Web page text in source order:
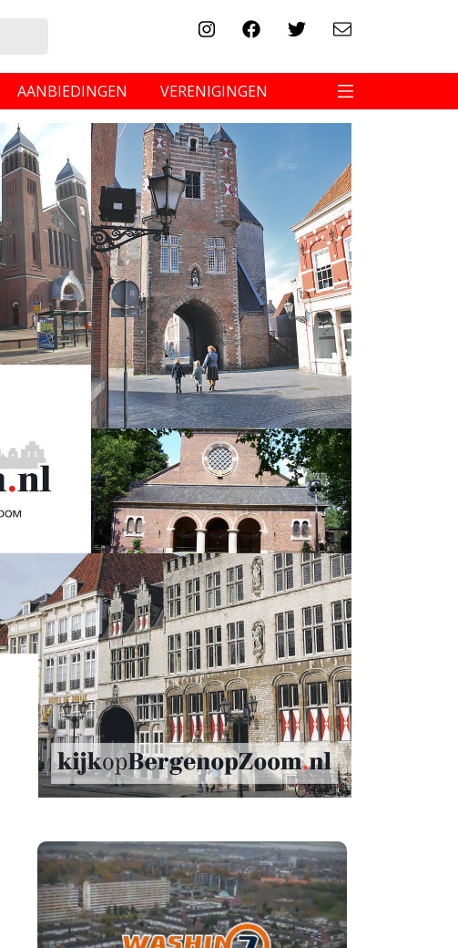
AANBIEDINGEN VERENIGINGEN